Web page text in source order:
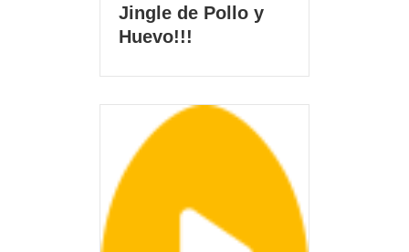
Jingle de Pollo y
Huevo!!!